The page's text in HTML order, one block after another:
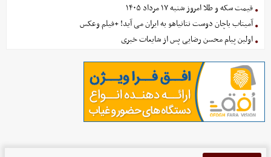
قیمت سکه و طلا امروز شنبه ۱۷ مرداد ۱۴۰۵
آمیتاب باچان دوست نتانیاهو به ایران می آید! +فیلم وعکس
اولین پیام محسن رضایی پس از شایعات خبری